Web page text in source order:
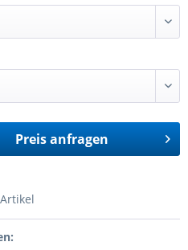
Preis anfragen